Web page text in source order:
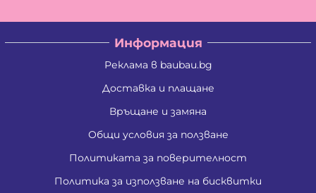
Информация
Реклама в baubau.bg
Доставка и плащане
Връщане и замяна
Общи условия за ползване
Политиката за поверителност
Политика за използване на бисквитки